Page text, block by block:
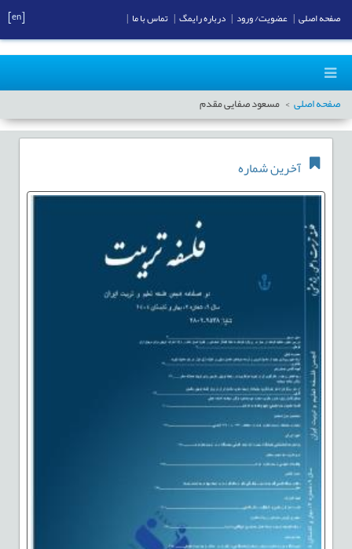
صفحه اصلی مسعود صفایی مقدم
آخرین شماره
صفحه اصلی عضویت/ ورود درباره رایمگ تماس با ما